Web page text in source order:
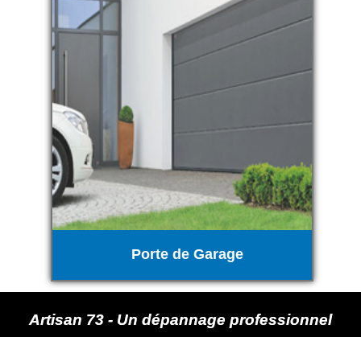
Porte de Garage
Artisan 73 - Un dépannage professionnel